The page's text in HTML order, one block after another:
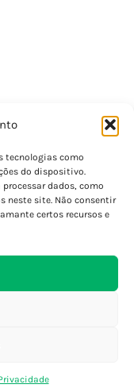
tecnologias como
do dispositivo.
dados, como
neste site. Não consentir
certos recursos e